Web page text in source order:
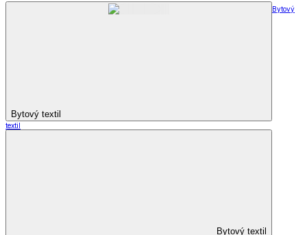
Bytový textil
Bytový
textil
Bytový textil